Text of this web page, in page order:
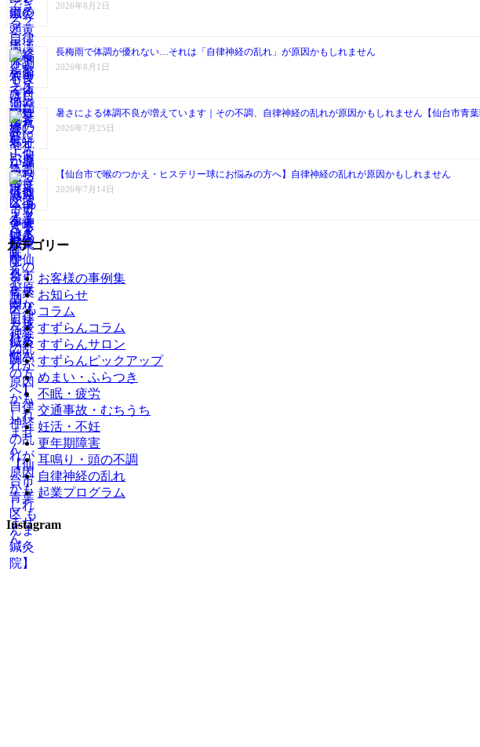
2026年8月2日
長梅雨で体調が優れない…それは「自律神経の乱れ」が原因かもしれません
2026年8月1日
暑さによる体調不良が増えています｜その不調、自律神経の乱れが原因かもしれません【仙台市青葉
2026年7月25日
【仙台市で喉のつかえ・ヒステリー球にお悩みの方へ】自律神経の乱れが原因かもしれません
2026年7月14日
カテゴリー
お客様の事例集
お知らせ
コラム
すずらんコラム
すずらんサロン
すずらんピックアップ
めまい・ふらつき
不眠・疲労
交通事故・むちうち
妊活・不妊
更年期障害
耳鳴り・頭の不調
自律神経の乱れ
起業プログラム
Instagram